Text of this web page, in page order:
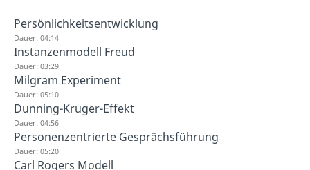
Persönlichkeitsentwicklung
Dauer: 04:14
Instanzenmodell Freud
Dauer: 03:29
Milgram Experiment
Dauer: 05:10
Dunning-Kruger-Effekt
Dauer: 04:56
Personenzentrierte Gesprächsführung
Dauer: 05:20
Carl Rogers Modell